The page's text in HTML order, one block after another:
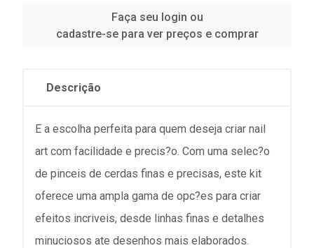
Faça seu login ou
cadastre-se para ver preços e comprar
Descrição
E a escolha perfeita para quem deseja criar nail
art com facilidade e precis?o. Com uma selec?o
de pinceis de cerdas finas e precisas, este kit
oferece uma ampla gama de opc?es para criar
efeitos incriveis, desde linhas finas e detalhes
minuciosos ate desenhos mais elaborados.